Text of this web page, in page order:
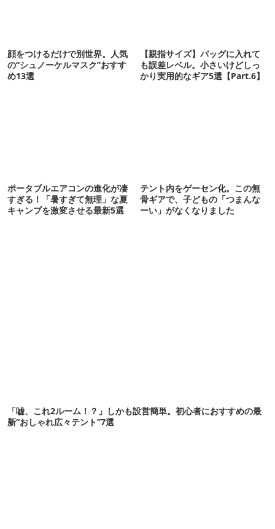
顔をつけるだけで別世界。人気
の“シュノーケルマスク”おすす
め13選
【親指サイズ】バッグに入れて
も誤差レベル。小さいけどしっ
かり実用的なギア5選【Part.6】
ポータブルエアコンの進化が凄
すぎる！「暑すぎて無理」な夏
キャンプを激変させる最新5選
テント内をゲーセン化。この無
骨ギアで、子どもの「つまんな
ーい」がなくなりました
「嘘、これ2ルーム！？」しかも設営簡単。初心者におすすめの最
新“おしゃれ広々テント”7選